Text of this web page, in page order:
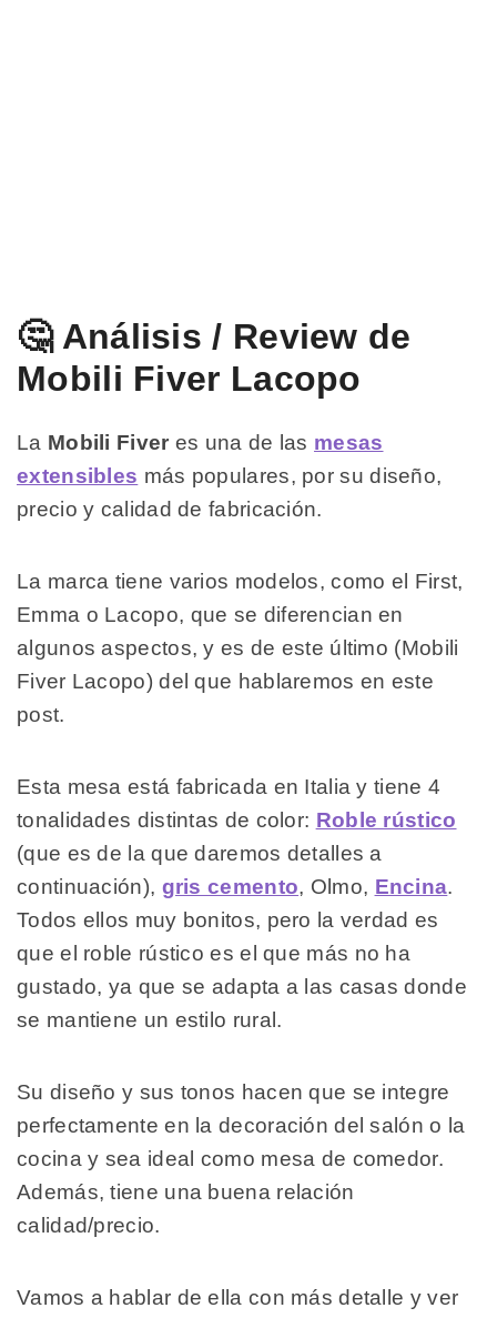
🤔 Análisis / Review de
Mobili Fiver Lacopo
La Mobili Fiver es una de las mesas
extensibles más populares, por su diseño,
precio y calidad de fabricación.
La marca tiene varios modelos, como el First,
Emma o Lacopo, que se diferencian en
algunos aspectos, y es de este último (Mobili
Fiver Lacopo) del que hablaremos en este
post.
Esta mesa está fabricada en Italia y tiene 4
tonalidades distintas de color: Roble rústico
(que es de la que daremos detalles a
continuación), gris cemento, Olmo, Encina.
Todos ellos muy bonitos, pero la verdad es
que el roble rústico es el que más no ha
gustado, ya que se adapta a las casas donde
se mantiene un estilo rural.
Su diseño y sus tonos hacen que se integre
perfectamente en la decoración del salón o la
cocina y sea ideal como mesa de comedor.
Además, tiene una buena relación
calidad/precio.
Vamos a hablar de ella con más detalle y ver